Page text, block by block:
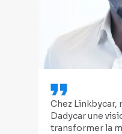
Chez Linkbycar,
Dadycar une
transformer la